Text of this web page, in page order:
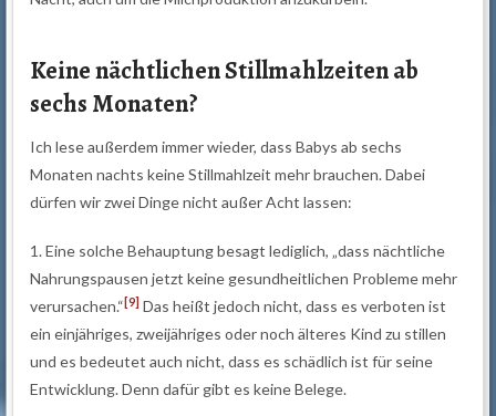
Keine nächtlichen Stillmahlzeiten ab
sechs Monaten?
Ich lese außerdem immer wieder, dass Babys ab sechs
Monaten nachts keine Stillmahlzeit mehr brauchen. Dabei
dürfen wir zwei Dinge nicht außer Acht lassen:
1. Eine solche Behauptung besagt lediglich, „dass nächtliche
Nahrungspausen jetzt keine gesundheitlichen Probleme mehr
verursachen.“[9] Das heißt jedoch nicht, dass es verboten ist
ein einjähriges, zweijähriges oder noch älteres Kind zu stillen
und es bedeutet auch nicht, dass es schädlich ist für seine
Entwicklung. Denn dafür gibt es keine Belege.